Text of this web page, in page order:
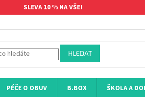
SLEVA 10 % NA VŠE!
HLEDAT
PÉČE O OBUV B.BOX ŠKOLA A